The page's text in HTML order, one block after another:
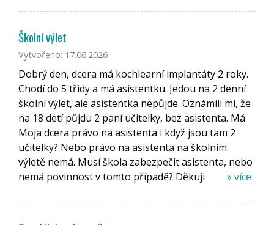
Školní výlet
Vytvořeno: 17.06.2026
Dobrý den, dcera má kochlearní implantáty 2 roky.
Chodí do 5 třidy a má asistentku. Jedou na 2 denní
školní výlet, ale asistentka nepůjde. Oznámili mi, že
na 18 detí půjdu 2 paní učitelky, bez asistenta. Má
Moja dcera právo na asistenta i když jsou tam 2
učitelky? Nebo právo na asistenta na školním
výletě nemá. Musí škola zabezpečit asistenta, nebo
nemá povinnost v tomto případě? Děkuji
» více